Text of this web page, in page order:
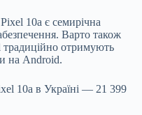
10a є семирічна
Варто також
традиційно отримують
на Android.
10a в Україні — 21 399